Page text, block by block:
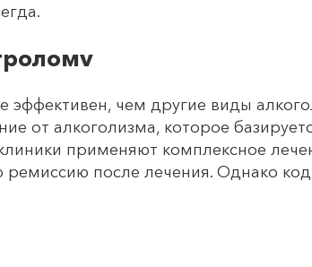
чем другие виды
от алкоголизма, которое
применяют комплексное
ремиссию после лечения. Однако